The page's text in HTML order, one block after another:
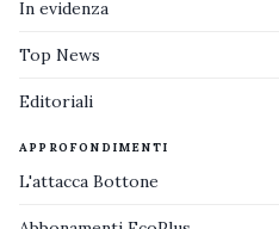
In evidenza
Top News
Editoriali
APPROFONDIMENTI
L'attacca Bottone